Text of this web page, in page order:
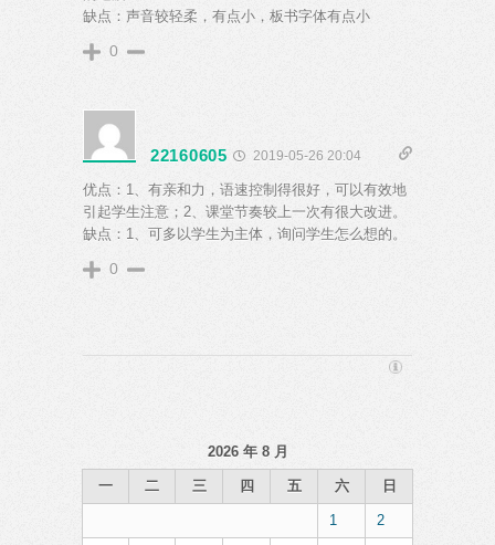
缺点：声音较轻柔，有点小，板书字体有点小
0
22160605 2019-05-26 20:04
优点：1、有亲和力，语速控制得很好，可以有效地
引起学生注意；2、课堂节奏较上一次有很大改进。
缺点：1、可多以学生为主体，询问学生怎么想的。
0
2026 年 8 月
一 二 三 四 五 六 日
1 2